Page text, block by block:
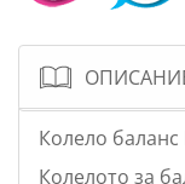
Колело баланс
Колелото за